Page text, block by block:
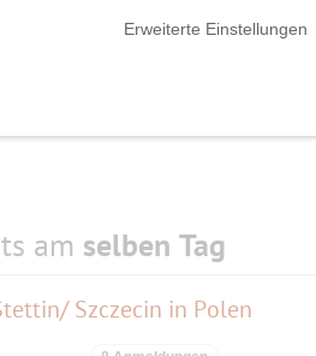
Erweiterte Einstellungen
am selben Tag
Szczecin in Polen